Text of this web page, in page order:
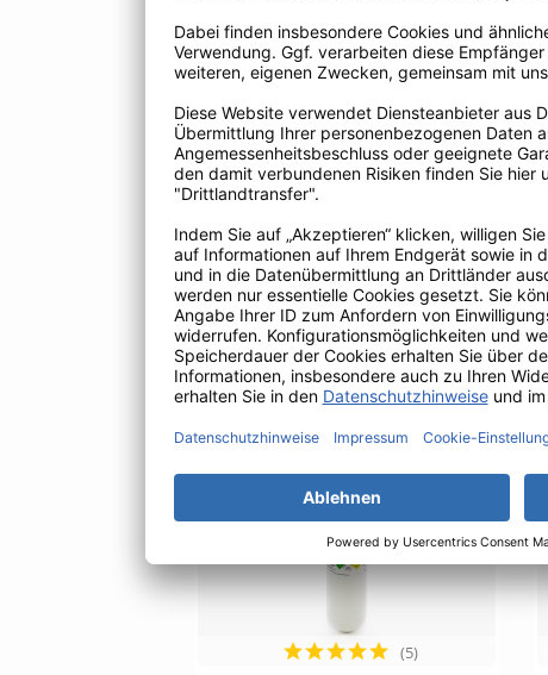
Vorschau
Medizinischer Sauerstoff 50 Liter
Flasche, med. O2 nach AMG GOX,
200 bar...
412,99 €
(5)